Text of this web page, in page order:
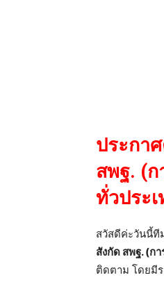
ประกา
สพฐ. (
ทั่วประ
สวัสดีค่ะวันนี้ที
สังกัด สพฐ. (ก
ติดตาม โดยมี